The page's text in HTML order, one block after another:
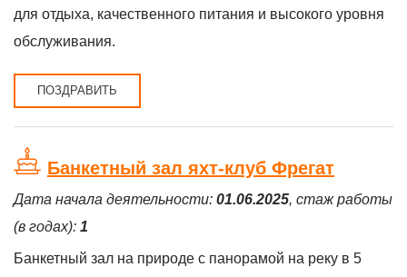
для отдыха, качественного питания и высокого уровня
обслуживания.
ПОЗДРАВИТЬ
Банкетный зал яхт-клуб Фрегат
Дата начала деятельности: 01.06.2025, стаж работы
(в годах): 1
Банкетный зал на природе с панорамой на реку в 5